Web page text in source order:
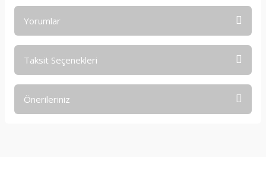
Yorumlar
Taksit Seçenekleri
Önerileriniz